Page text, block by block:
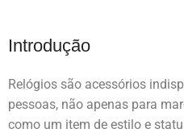
Introdução
Relógios são acessórios
pessoas, não apenas para
como um item de estilo e